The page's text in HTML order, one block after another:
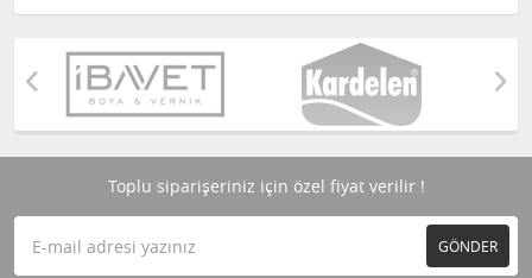
Toplu siparişeriniz için özel fiyat verilir !
GÖNDER